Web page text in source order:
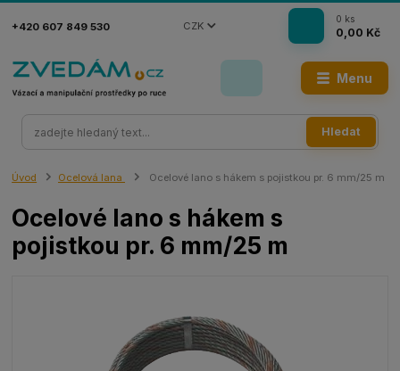
Menu
CZK
Hledat
+420 607 849 530
0 ks
0,00 Kč
Úvod Ocelová lana Ocelové lano s hákem s pojistkou pr. 6 mm/25 m
Ocelové lano s hákem s
pojistkou pr. 6 mm/25 m